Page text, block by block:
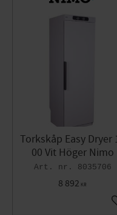
Torkskåp Easy Dryer
00 Vit Höger Nimo
8035706
8 892 KR